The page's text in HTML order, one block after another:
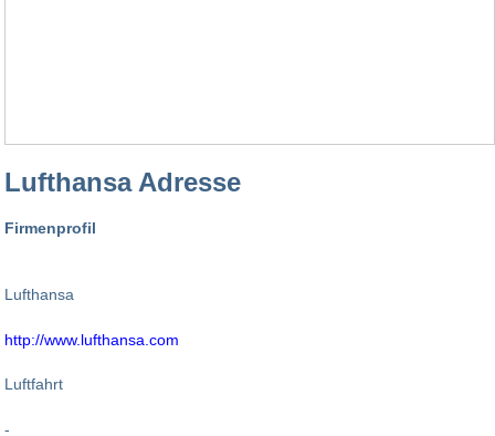
Lufthansa Adresse
Firmenprofil
Lufthansa
http://www.lufthansa.com
Luftfahrt
-